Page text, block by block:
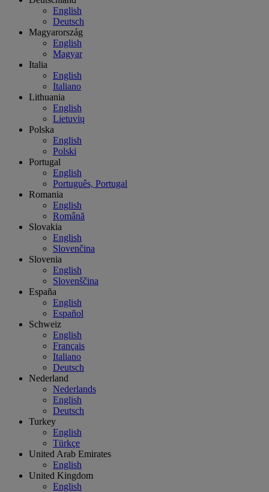
English
Deutsch
Magyarország
English
Magyar
Italia
English
Italiano
Lithuania
English
Lietuvių
Polska
English
Polski
Portugal
English
Português, Portugal
Romania
English
Română
Slovakia
English
Slovenčina
Slovenia
English
Slovenščina
España
English
Español
Schweiz
English
Français
Italiano
Deutsch
Nederland
Nederlands
English
Deutsch
Turkey
English
Türkçe
United Arab Emirates
English
United Kingdom
English